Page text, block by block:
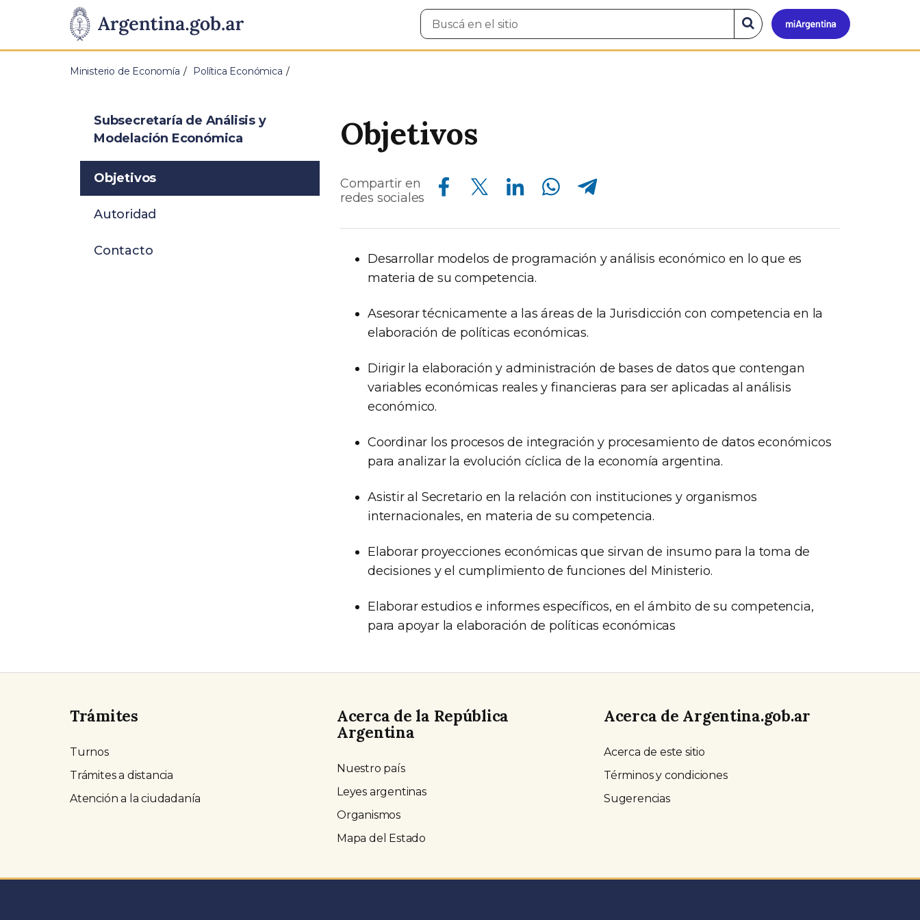
Presidencia
de
Pasar al contenido principal
Mi
Buscar
en
Buscar
en
el
Ministerio de Economía Política Económica
Objetivos
Compartir en
redes sociales
Compartir en Facebook Compartir en Twitter Compartir en Linkedin Compartir en Whatsapp Compartir en Telegram
Desarrollar modelos de programación y análisis económico en lo que es
materia de su competencia.
Asesorar técnicamente a las áreas de la Jurisdicción con competencia en la
elaboración de políticas económicas.
Dirigir la elaboración y administración de bases de datos que contengan
variables económicas reales y financieras para ser aplicadas al análisis
económico.
Coordinar los procesos de integración y procesamiento de datos económicos
para analizar la evolución cíclica de la economía argentina.
Asistir al Secretario en la relación con instituciones y organismos
internacionales, en materia de su competencia.
Elaborar proyecciones económicas que sirvan de insumo para la toma de
decisiones y el cumplimiento de funciones del Ministerio.
Elaborar estudios e informes específicos, en el ámbito de su competencia,
para apoyar la elaboración de políticas económicas
Subsecretaría de Análisis y
Modelación Económica
Objetivos
Autoridad
Contacto
Trámites
Turnos
Trámites a distancia
Atención a la ciudadanía
Acerca de la República
Argentina
Nuestro país
Leyes argentinas
Organismos
Mapa del Estado
Acerca de Argentina.gob.ar
Acerca de este sitio
Términos y condiciones
Sugerencias